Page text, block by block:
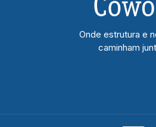
Onde estrutura e
caminham